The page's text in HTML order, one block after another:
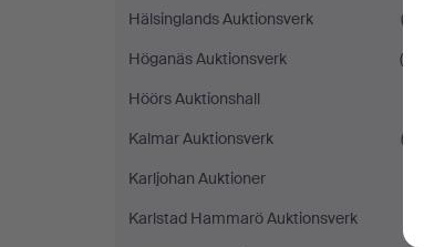
Hälsinglands Auktionsverk
(2)
Höganäs Auktionsverk
(5)
Höörs Auktionshall
Kalmar Auktionsverk
(2)
Karljohan Auktioner
Karlstad Hammarö Auktionsverk